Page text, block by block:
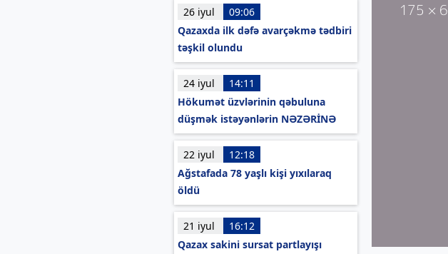
26 iyul
09:06
Qazaxda ilk dəfə avarçəkmə tədbiri
təşkil olundu
24 iyul
14:11
Hökumət üzvlərinin qəbuluna
düşmək istəyənlərin NƏZƏRİNƏ
22 iyul
12:18
Ağstafada 78 yaşlı kişi yıxılaraq
öldü
21 iyul
16:12
Qazax sakini sursat partlayışı